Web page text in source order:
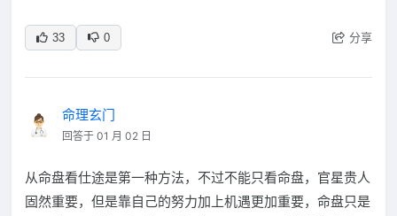
33 0 分享
命理玄门
回答于 01 月 02 日
从命盘看仕途是第一种方法，不过不能只看命盘，官星贵人
固然重要，但是靠自己的努力加上机遇更加重要，命盘只是